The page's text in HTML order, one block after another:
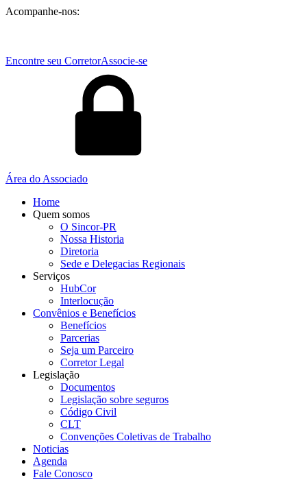
Acompanhe-nos:
Encontre seu CorretorAssocie-se
Área do Associado
Home
Quem somos
O Sincor-PR
Nossa Historia
Diretoria
Sede e Delegacias Regionais
Serviços
HubCor
Interlocução
Convênios e Benefícios
Benefícios
Parcerias
Seja um Parceiro
Corretor Legal
Legislação
Documentos
Legislação sobre seguros
Código Civil
CLT
Convenções Coletivas de Trabalho
Noticias
Agenda
Fale Conosco